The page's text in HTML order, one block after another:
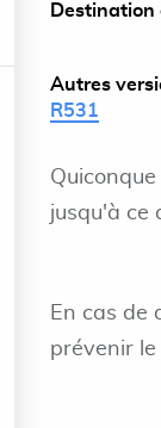
Destination
Autres
R531
jusqu'à ce
En cas de
prévenir